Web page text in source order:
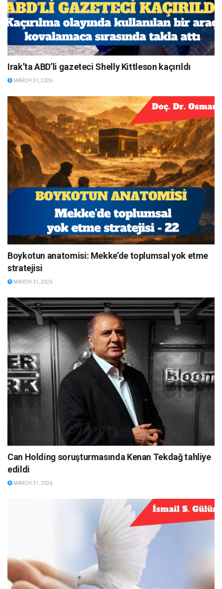
Irak’ta ABD’li gazeteci Shelly Kittleson kaçırıldı
MARCH 31, 2026
Boykotun anatomisi: Mekke’de toplumsal yok etme
stratejisi
MARCH 31, 2026
Can Holding soruşturmasında Kenan Tekdağ tahliye
edildi
MARCH 31, 2026